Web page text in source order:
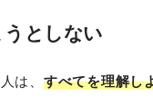
うとしない
は、 すべてを理解し